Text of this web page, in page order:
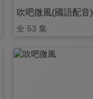
吹吧微風(國語配音)
全 53 集